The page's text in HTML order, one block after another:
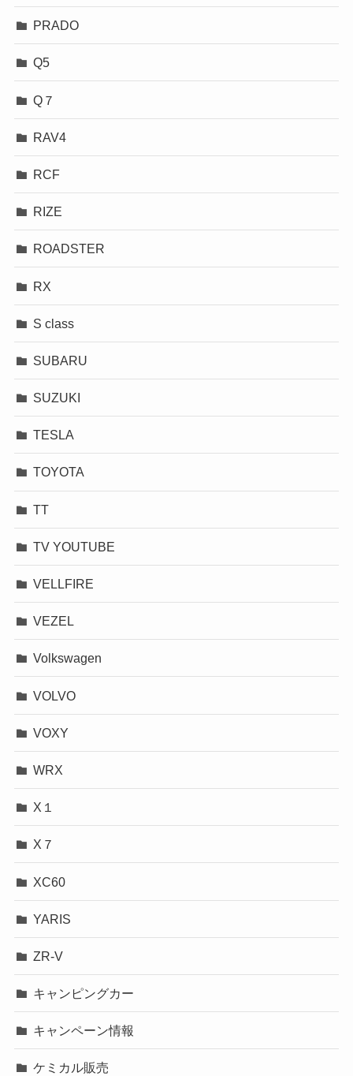
PRADO
Q5
Q７
RAV4
RCF
RIZE
ROADSTER
RX
S class
SUBARU
SUZUKI
TESLA
TOYOTA
TT
TV YOUTUBE
VELLFIRE
VEZEL
Volkswagen
VOLVO
VOXY
WRX
X１
X７
XC60
YARIS
ZR-V
キャンピングカー
キャンペーン情報
ケミカル販売